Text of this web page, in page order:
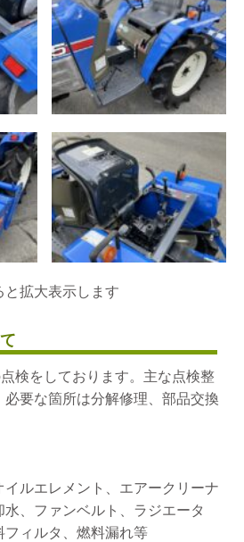
拡大表示します
検をしております。主な点検整
要な箇所は分解修理、部品交換
イルエレメント、エアークリーナ
、ファンベルト、ラジエータ
フィルタ、燃料漏れ等